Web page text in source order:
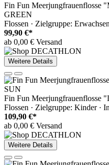
Fin Fun Meerjungfrauenflosse
GREEN
Flossen · Zielgruppe:
99,90 €*
ab 0,00 € Versand
Weitere Details
Fin Fun
Flossen · Zielgruppe: Kinder ·
109,90 €*
ab 0,00 € Versand
Weitere Details